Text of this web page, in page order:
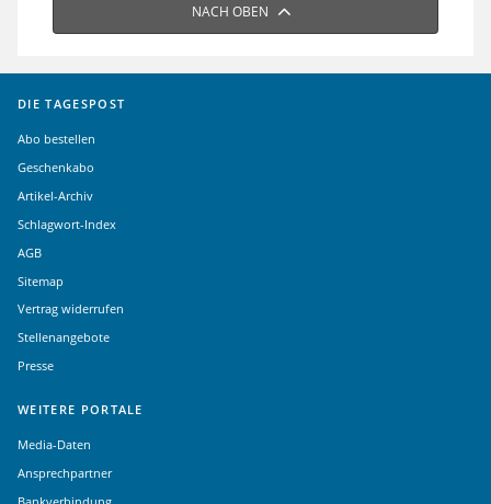
NACH OBEN
DIE TAGESPOST
Abo bestellen
Geschenkabo
Artikel-Archiv
Schlagwort-Index
AGB
Sitemap
Vertrag widerrufen
Stellenangebote
Presse
WEITERE PORTALE
Media-Daten
Ansprechpartner